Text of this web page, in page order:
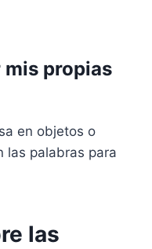
mis propias
en objetos o
las palabras para
las